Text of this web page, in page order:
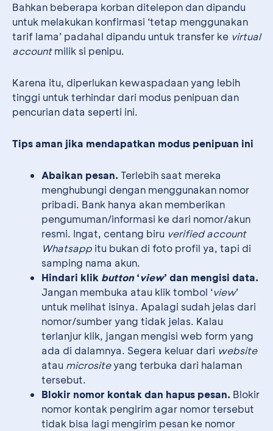
Bahkan beberapa korban ditelepon dan dipandu
untuk melakukan konfirmasi ‘tetap menggunakan
tarif lama’ padahal dipandu untuk transfer ke virtual
accountmilik si penipu.
Karena itu, diperlukan kewaspadaan yang lebih
tinggi untuk terhindar dari modus penipuan dan
pencurian data seperti ini.
Tips aman jika mendapatkan modus penipuan ini
Abaikan pesan. Terlebih saat mereka
menghubungi dengan menggunakan nomor
pribadi. Bank hanya akan memberikan
pengumuman/informasi ke dari nomor/akun
resmi. Ingat, centang biru verified account
Whatsapp itu bukan di foto profil ya, tapi di
samping nama akun.
Hindari klik button‘view’ dan mengisi data.
Jangan membuka atau klik tombol ‘view’
untuk melihat isinya. Apalagi sudah jelas dari
nomor/sumber yang tidak jelas. Kalau
terlanjur klik, jangan mengisi web form yang
ada di dalamnya. Segera keluar dari website
atau micrositeyang terbuka dari halaman
tersebut.
Blokir nomor kontak dan hapus pesan. Blokir
nomor kontak pengirim agar nomor tersebut
tidak bisa lagi mengirim pesan ke nomor